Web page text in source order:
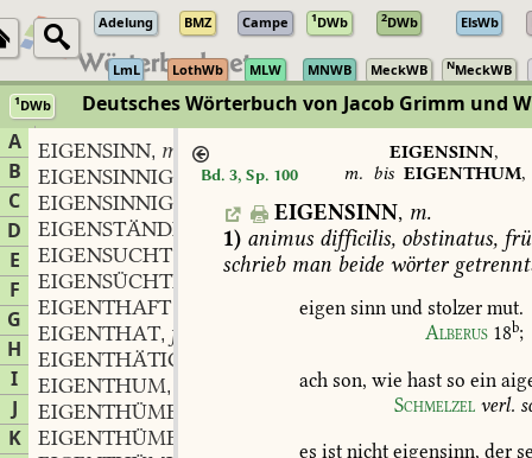
Adelung BMZ Campe 1DWb 2DWb ElsWb
LmL LothWb MLW MNWB MeckWB NMeckWB
1DWb Deutsches Wörterbuch von Jacob Grimm und
A
B
C
D
E
F
G
H
I
J
K
EIGENSINN, m.
EIGENSINNIG
EIGENSINNIGKEIT
f.
EIGENSTÄNDIG
EIGENSUCHT,
EIGENSÜCHTIG
EIGENTHAFT
EIGENTHAT, f.
EIGENTHÄTIG
EIGENTHUM,
EIGENTHÜMER
EIGENTHÜMERIN
Bd. 3, Sp. 100
EIGENSINN,
m. bis EIGENTHUM,
EIGENSINN, m.
1) animus difficilis, obstinatus,
schriebman beide wörter
eigen sinn und stolzer mut.
Alberus 18b;
ach son, wie hast so ein
Schmelzel verl.
es ist nicht eigensinn, der